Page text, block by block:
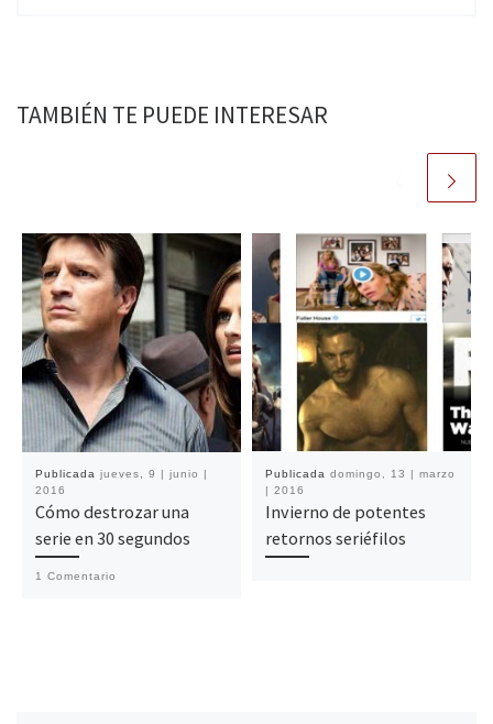
TAMBIÉN TE PUEDE INTERESAR
Publicada jueves, 9 | junio |
2016
Cómo destrozar una
serie en 30 segundos
1 Comentario
Publicada domingo, 13 | marzo
| 2016
Invierno de potentes
retornos seriéfilos